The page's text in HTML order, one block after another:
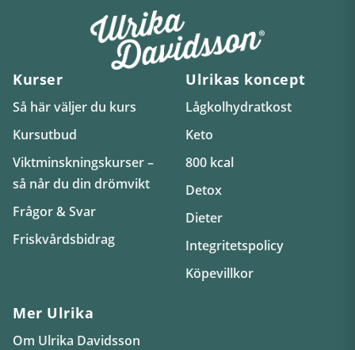
Kurser
Så här väljer du kurs
Kursutbud
Viktminskningskurser –
så når du din drömvikt
Frågor & Svar
Friskvårdsbidrag
Ulrikas koncept
Lågkolhydratkost
Keto
800 kcal
Detox
Dieter
Integritetspolicy
Köpevillkor
Mer Ulrika
Om Ulrika Davidsson